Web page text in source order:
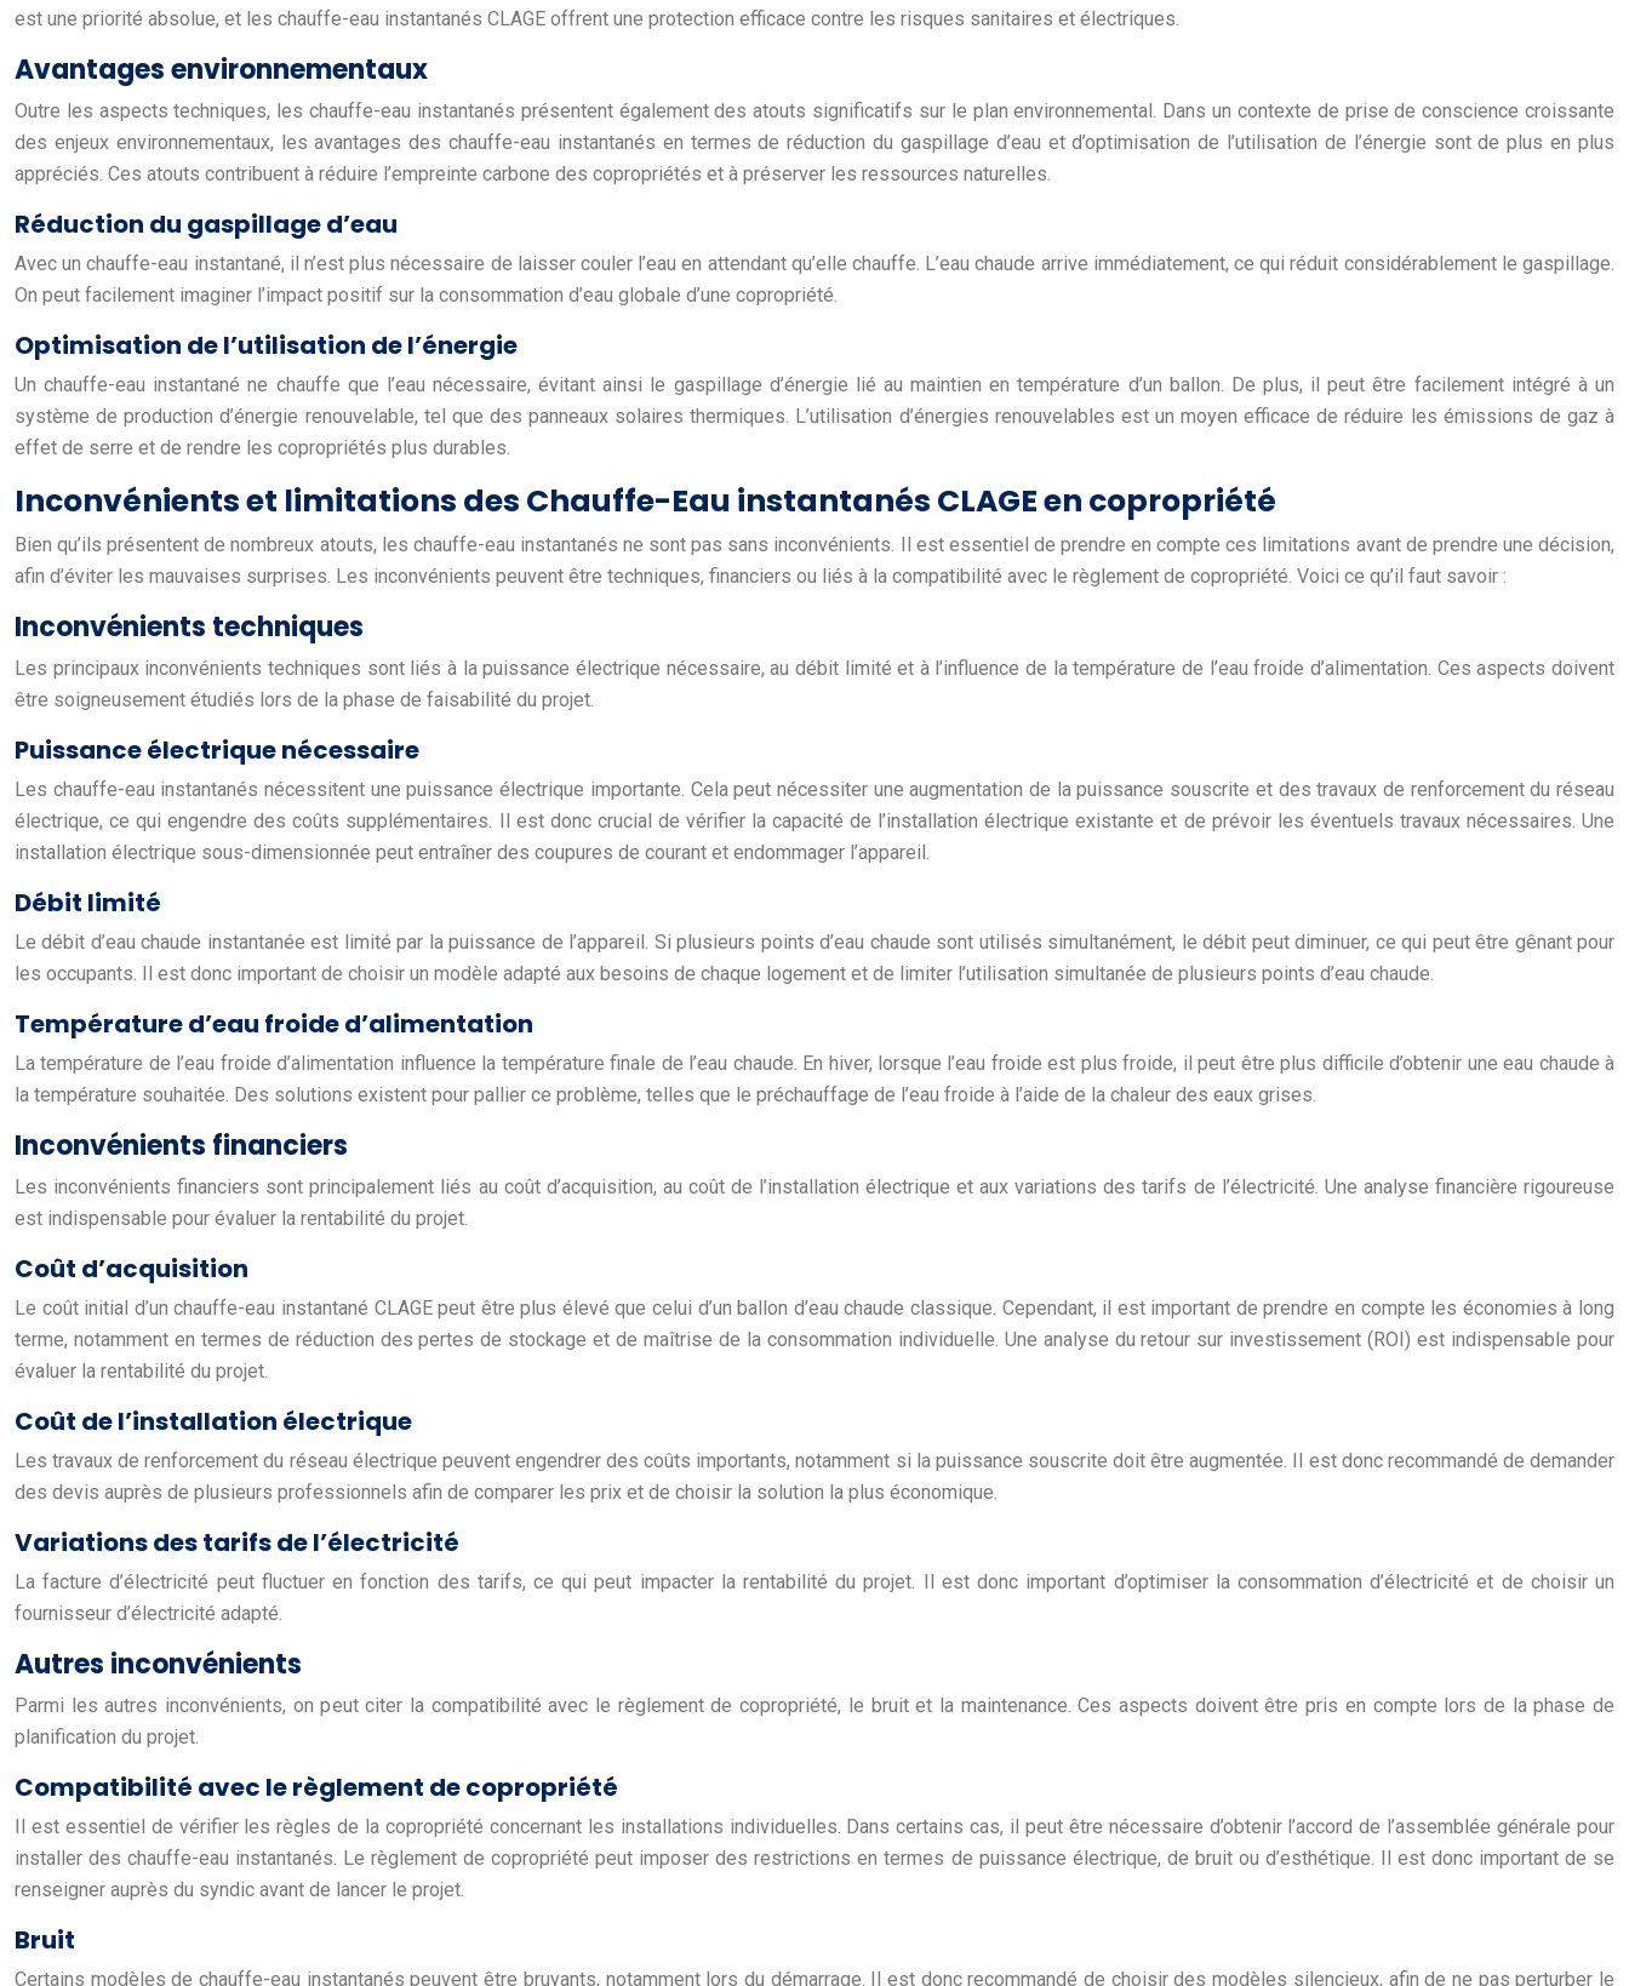
est une priorité absolue, et les chauffe-eau instantanés CLAGE offrent une protection efficace contre les risques sanitaires et électriques.
Avantages environnementaux
Outre les aspects techniques, les chauffe-eau instantanés présentent également des atouts significatifs sur le plan environnemental. Dans un contexte de prise de conscience croissante
des enjeux environnementaux, les avantages des chauffe-eau instantanés en termes de réduction du gaspillage d’eau et d’optimisation de l’utilisation de l’énergie sont de plus en plus
appréciés. Ces atouts contribuent à réduire l’empreinte carbone des copropriétés et à préserver les ressources naturelles.
Réduction du gaspillage d’eau
Avec un chauffe-eau instantané, il n’est plus nécessaire de laisser couler l’eau en attendant qu’elle chauffe. L’eau chaude arrive immédiatement, ce qui réduit considérablement le gaspillage.
On peut facilement imaginer l’impact positif sur la consommation d’eau globale d’une copropriété.
Optimisation de l’utilisation de l’énergie
Un chauffe-eau instantané ne chauffe que l’eau nécessaire, évitant ainsi le gaspillage d’énergie lié au maintien en température d’un ballon. De plus, il peut être facilement intégré à un
système de production d’énergie renouvelable, tel que des panneaux solaires thermiques. L’utilisation d’énergies renouvelables est un moyen efficace de réduire les émissions de gaz à
effet de serre et de rendre les copropriétés plus durables.
Inconvénients et limitations des Chauffe-Eau instantanés CLAGE en copropriété
Bien qu’ils présentent de nombreux atouts, les chauffe-eau instantanés ne sont pas sans inconvénients. Il est essentiel de prendre en compte ces limitations avant de prendre une décision,
afin d’éviter les mauvaises surprises. Les inconvénients peuvent être techniques, financiers ou liés à la compatibilité avec le règlement de copropriété. Voici ce qu’il faut savoir :
Inconvénients techniques
Les principaux inconvénients techniques sont liés à la puissance électrique nécessaire, au débit limité et à l’influence de la température de l’eau froide d’alimentation. Ces aspects doivent
être soigneusement étudiés lors de la phase de faisabilité du projet.
Puissance électrique nécessaire
Les chauffe-eau instantanés nécessitent une puissance électrique importante. Cela peut nécessiter une augmentation de la puissance souscrite et des travaux de renforcement du réseau
électrique, ce qui engendre des coûts supplémentaires. Il est donc crucial de vérifier la capacité de l’installation électrique existante et de prévoir les éventuels travaux nécessaires. Une
installation électrique sous-dimensionnée peut entraîner des coupures de courant et endommager l’appareil.
Débit limité
Le débit d’eau chaude instantanée est limité par la puissance de l’appareil. Si plusieurs points d’eau chaude sont utilisés simultanément, le débit peut diminuer, ce qui peut être gênant pour
les occupants. Il est donc important de choisir un modèle adapté aux besoins de chaque logement et de limiter l’utilisation simultanée de plusieurs points d’eau chaude.
Température d’eau froide d’alimentation
La température de l’eau froide d’alimentation influence la température finale de l’eau chaude. En hiver, lorsque l’eau froide est plus froide, il peut être plus difficile d’obtenir une eau chaude à
la température souhaitée. Des solutions existent pour pallier ce problème, telles que le préchauffage de l’eau froide à l’aide de la chaleur des eaux grises.
Inconvénients financiers
Les inconvénients financiers sont principalement liés au coût d’acquisition, au coût de l’installation électrique et aux variations des tarifs de l’électricité. Une analyse financière rigoureuse
est indispensable pour évaluer la rentabilité du projet.
Coût d’acquisition
Le coût initial d’un chauffe-eau instantané CLAGE peut être plus élevé que celui d’un ballon d’eau chaude classique. Cependant, il est important de prendre en compte les économies à long
terme, notamment en termes de réduction des pertes de stockage et de maîtrise de la consommation individuelle. Une analyse du retour sur investissement (ROI) est indispensable pour
évaluer la rentabilité du projet.
Coût de l’installation électrique
Les travaux de renforcement du réseau électrique peuvent engendrer des coûts importants, notamment si la puissance souscrite doit être augmentée. Il est donc recommandé de demander
des devis auprès de plusieurs professionnels afin de comparer les prix et de choisir la solution la plus économique.
Variations des tarifs de l’électricité
La facture d’électricité peut fluctuer en fonction des tarifs, ce qui peut impacter la rentabilité du projet. Il est donc important d’optimiser la consommation d’électricité et de choisir un
fournisseur d’électricité adapté.
Autres inconvénients
Parmi les autres inconvénients, on peut citer la compatibilité avec le règlement de copropriété, le bruit et la maintenance. Ces aspects doivent être pris en compte lors de la phase de
planification du projet.
Compatibilité avec le règlement de copropriété
Il est essentiel de vérifier les règles de la copropriété concernant les installations individuelles. Dans certains cas, il peut être nécessaire d’obtenir l’accord de l’assemblée générale pour
installer des chauffe-eau instantanés. Le règlement de copropriété peut imposer des restrictions en termes de puissance électrique, de bruit ou d’esthétique. Il est donc important de se
renseigner auprès du syndic avant de lancer le projet.
Bruit
Certains modèles de chauffe-eau instantanés peuvent être bruyants, notamment lors du démarrage. Il est donc recommandé de choisir des modèles silencieux, afin de ne pas perturber le